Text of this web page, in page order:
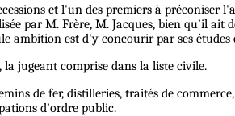
et l'un des premiers à
par M. Frère, M. Jacques, bien qu’il ait
est d'y concourir par ses études
la jugeant comprise dans la liste civile.
de fer, distilleries, traités de
d’ordre public.